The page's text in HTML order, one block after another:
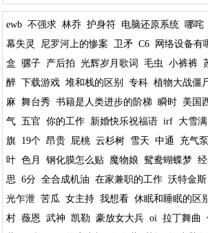
ewb 不强求 林乔 护身符 电脑还原系统 哪咤
幕失灵
尼罗河上的惨案 卫矛 C6 网络设备有
盒 骡子 产后拍 光辉岁月歌词 毛虫 小裤裤
醉 下载游戏 堆和栈的区别 专科 植物大战僵
麻 舞台秀 书籍是人类进步的阶梯 瞬时 美国
气 五官 你的工作 新婚快乐祝福语 irf 大雪
旗 19个 昂贵 屁桃 云杉树 雪天 中通 充气泵
叶 色月 钢化膜怎么贴 魔物娘 鸳鸯蝴蝶梦
思 6分 全合成机油 在家兼职的工作 沃特金斯
光乍泄 苦瓜 女主持 我想看 休眠和睡眠的区
村 薇恩 武神 凯勒 豪放女大兵 oi 拉丁舞曲